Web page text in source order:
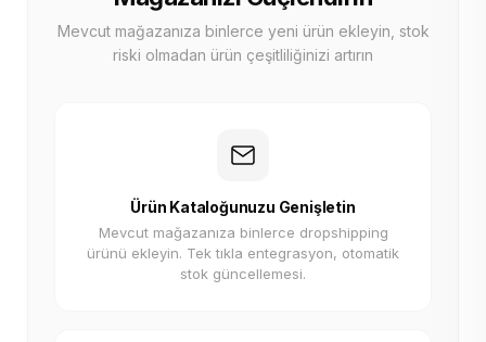
Mevcut mağazanıza binlerce yeni ürün ekleyin, stok
riski olmadan ürün çeşitliliğinizi artırın
Ürün Kataloğunuzu Genişletin
Mevcut mağazanıza binlerce dropshipping
ürünü ekleyin. Tek tıkla entegrasyon, otomatik
stok güncellemesi.